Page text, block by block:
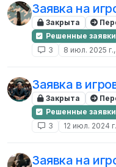
Заявка на
Закрыта
Решенные заявки
3
8 июл. 2025 г.,
Заявка в
Закрыта
Решенные заявки
3
12 июл. 2024
Заявка на